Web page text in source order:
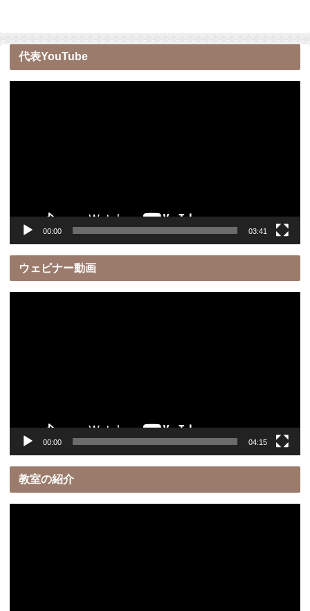
代表YouTube
00:00 03:41
ウェビナー動画
00:00 04:15
教室の紹介